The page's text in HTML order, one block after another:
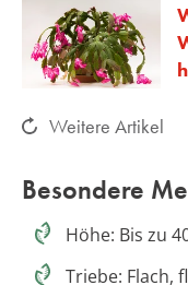
Weitere Artikel
Besondere
Höhe: Bis zu
Triebe: Flach,